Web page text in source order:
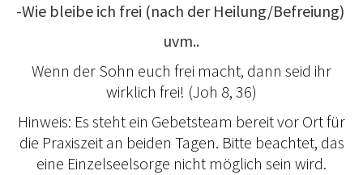
-Wie bleibe ich frei (nach der Heilung/Befreiung)
uvm..
Wenn der Sohn euch frei macht, dann seid ihr
wirklich frei! (Joh 8, 36)
Hinweis: Es steht ein Gebetsteam bereit vor Ort für
die Praxiszeit an beiden Tagen. Bitte beachtet, das
eine Einzelseelsorge nicht möglich sein wird.